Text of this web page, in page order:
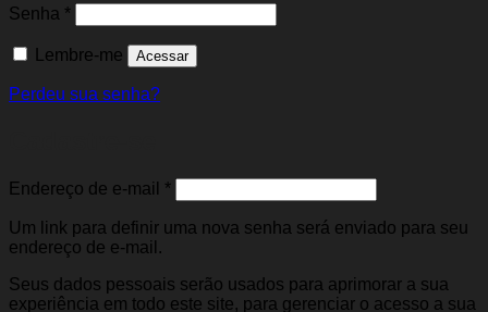
Senha *Obrigatório
Lembre-me Acessar
Perdeu sua senha?
Endereço de e-mail *Obrigatório
Um link para definir uma nova senha será enviado para seu
endereço de e-mail.
Seus dados pessoais serão usados para aprimorar a sua
experiência em todo este site, para gerenciar o acesso a sua